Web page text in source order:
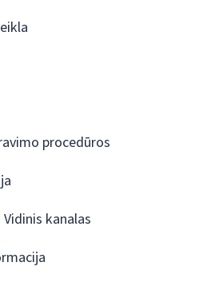
procedūros
kanalas